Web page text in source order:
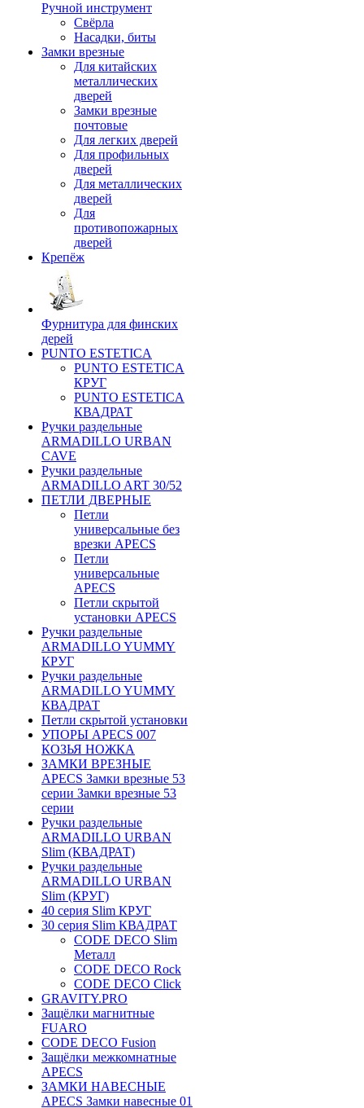
Ручной инструмент
Свёрла
Насадки, биты
Замки врезные
Для китайских
металлических
дверей
Замки врезные
почтовые
Для легких дверей
Для профильных
дверей
Для металлических
дверей
Для
противопожарных
дверей
Крепёж
Фурнитура для финских
дерей
PUNTO ESTETICA
PUNTO ESTETICA
КРУГ
PUNTO ESTETICA
КВАДРАТ
Ручки раздельные
ARMADILLO URBAN
CAVE
Ручки раздельные
ARMADILLO ART 30/52
ПЕТЛИ ДВЕРНЫЕ
Петли
универсальные без
врезки APECS
Петли
универсальные
APECS
Петли скрытой
установки APECS
Ручки раздельные
ARMADILLO YUMMY
КРУГ
Ручки раздельные
ARMADILLO YUMMY
КВАДРАТ
Петли скрытой установки
УПОРЫ APECS 007
КОЗЬЯ НОЖКА
ЗАМКИ ВРЕЗНЫЕ
APECS Замки врезные 53
серии Замки врезные 53
серии
Ручки раздельные
ARMADILLO URBAN
Slim (КВАДРАТ)
Ручки раздельные
ARMADILLO URBAN
Slim (КРУГ)
40 серия Slim КРУГ
30 серия Slim КВАДРАТ
CODE DECO Slim
Металл
CODE DECO Rock
CODE DECO Click
GRAVITY.PRO
Защёлки магнитные
FUARO
CODE DECO Fusion
Защёлки межкомнатные
APECS
ЗАМКИ НАВЕСНЫЕ
APECS Замки навесные 01